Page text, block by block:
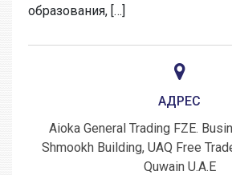
образования, […]
АДРЕС
Aioka General Trading FZE.
Shmookh Building, UAQ Free
Quwain U.A.E